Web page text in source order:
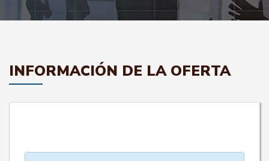
INFORMACIÓN DE LA OFERTA